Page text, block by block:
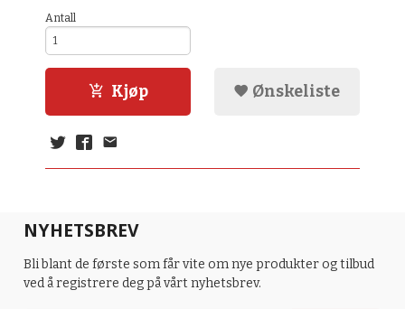
Antall
Kjøp Ønskeliste
NYHETSBREV
Bli blant de første som får vite om nye produkter og tilbud
ved å registrere deg på vårt nyhetsbrev.